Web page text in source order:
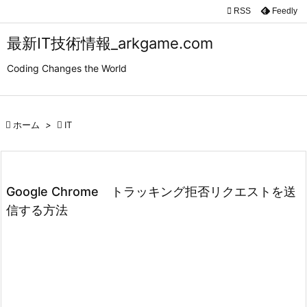
最新IT技術情報_arkgame.com
Coding Changes the World


検索
 RSS Feedly
 ホーム >  IT
Google Chrome トラッキング拒否リクエストを送
信する方法